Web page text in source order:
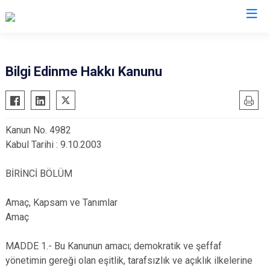
Akyurt
Altındağ
Ayaş
Bala
Beypazarı
Çankaya
Elmadağ
Etimesgut
Şereflikoçhisar
Sincan
Bilgi Edinme Hakkı Kanunu
Kanun No. 4982
Kabul Tarihi : 9.10.2003
BİRİNCİ BÖLÜM
Amaç, Kapsam ve Tanımlar
Amaç
MADDE 1.- Bu Kanunun amacı; demokratik ve şeffaf
yönetimin gereği olan eşitlik, tarafsızlık ve açıklık ilkelerine